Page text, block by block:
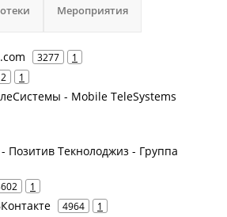
Мероприятия
3277 1
1
- Mobile TeleSystems
Позитив Текнолоджиз - Группа
1
4964 1